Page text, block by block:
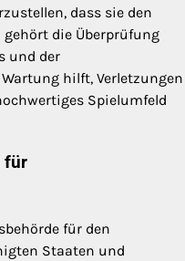
dass sie den
gehört die Überprüfung
und der
hilft, Verletzungen
Spielumfeld
für
für den
Staaten und